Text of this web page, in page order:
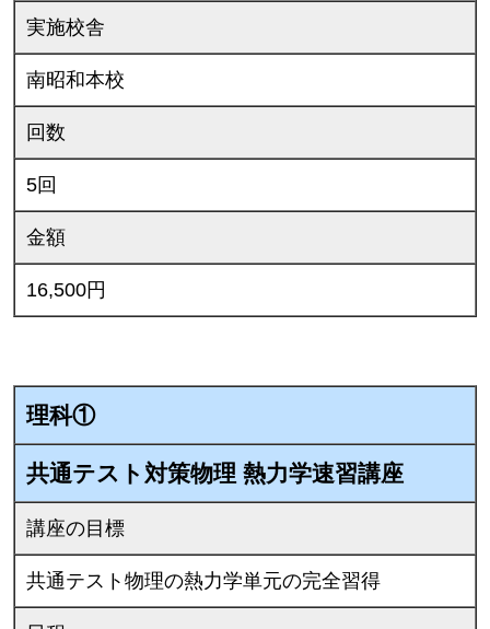
実施校舎
南昭和本校
回数
5回
金額
16,500円
理科①
共通テスト対策物理 熱力学速習講座
講座の目標
共通テスト物理の熱力学単元の完全習得